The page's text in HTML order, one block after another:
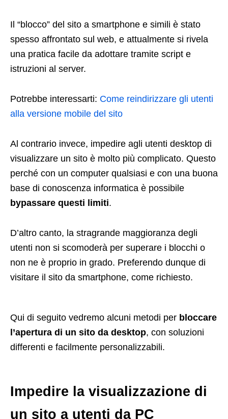
Il “blocco” del sito a smartphone e simili è stato
spesso affrontato sul web, e attualmente si rivela
una pratica facile da adottare tramite script e
istruzioni al server.
Potrebbe interessarti: Come reindirizzare gli utenti
alla versione mobile del sito
Al contrario invece, impedire agli utenti desktop di
visualizzare un sito è molto più complicato. Questo
perché con un computer qualsiasi e con una buona
base di conoscenza informatica è possibile
bypassare questi limiti.
D’altro canto, la stragrande maggioranza degli
utenti non si scomoderà per superare i blocchi o
non ne è proprio in grado. Preferendo dunque di
visitare il sito da smartphone, come richiesto.
Qui di seguito vedremo alcuni metodi per bloccare
l’apertura di un sito da desktop, con soluzioni
differenti e facilmente personalizzabili.
Impedire la visualizzazione di
un sito a utenti da PC